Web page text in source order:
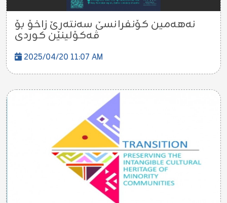
نەهەمین کۆنفرانسێ سەنتەرێ زاخۆ بۆ
ڤەکۆلینێن کوردی
2025/04/20 11:07 AM